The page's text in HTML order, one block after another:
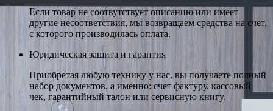
Если товар не соотвутствует описанию или имеет
другие несоответствия, мы возвращаем средства на счет,
с которого производилась оплата.
Юридическая защита и гарантия
Приобретая любую технику у нас, вы получаете полный
набор документов, а именно: счет фактуру, кассовый
чек, гарантийный талон или сервисную книгу.